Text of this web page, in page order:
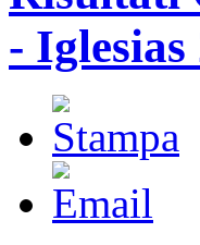
- Iglesias